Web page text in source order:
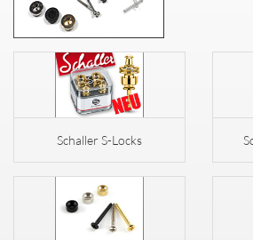
Schaller S-Locks